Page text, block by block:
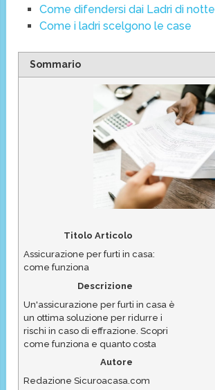
Come difendersi dai Ladri di notte
Come i ladri scelgono le case
Sommario
Titolo Articolo
Assicurazione per furti in casa:
come funziona
Descrizione
Un'assicurazione per furti in casa è
un ottima soluzione per ridurre i
rischi in caso di effrazione. Scopri
come funziona e quanto costa
Autore
Redazione Sicuroacasa.com